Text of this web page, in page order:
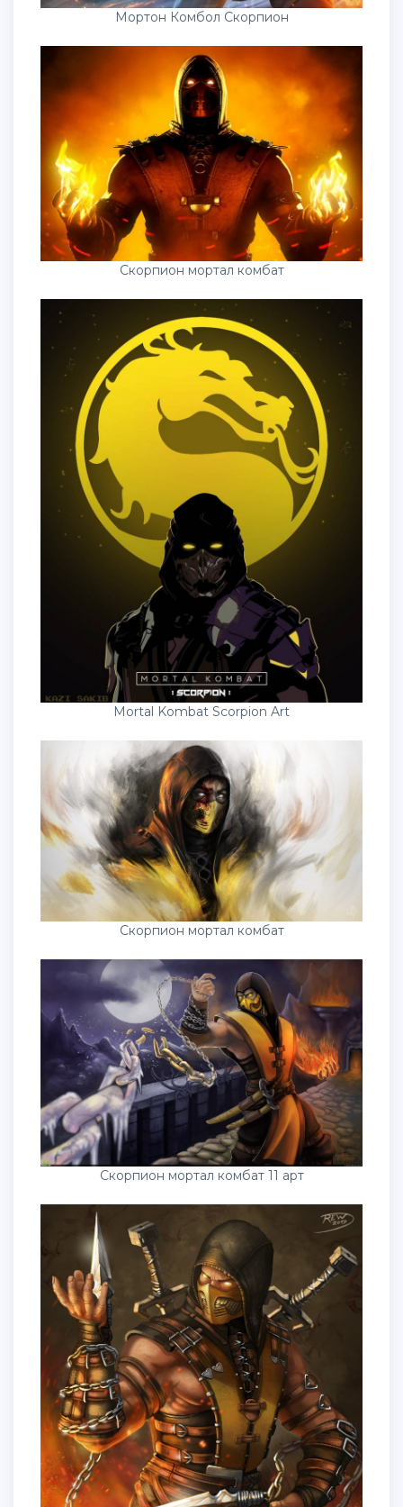
Мортон Комбол Скорпион
Скорпион мортал комбат
Mortal Kombat Scorpion Art
Скорпион мортал комбат
Скорпион мортал комбат 11 арт